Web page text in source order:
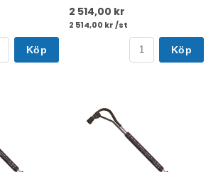
Köp
2 514,00 kr
2 514,00 kr /st
Köp